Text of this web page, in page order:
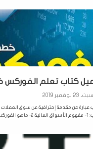
كتاب تعلم
23 نوفمبر 2019
عبارة عن مقدمة إحترافية عن سوق
3- مميزات سوق ...